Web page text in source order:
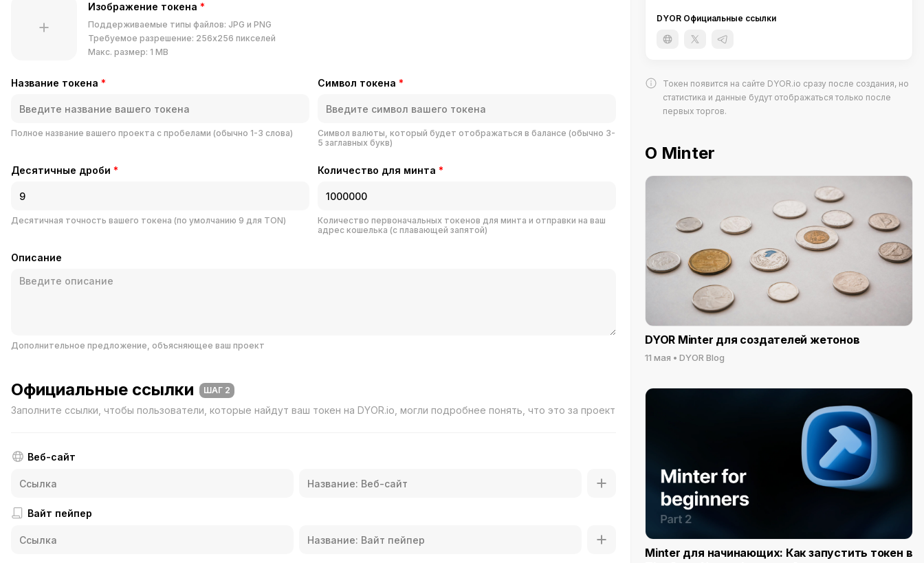
Изображение токена *
Поддерживаемые типы файлов: JPG и PNG
Требуемое разрешение: 256x256 пикселей
Макс. размер: 1 MB
Название токена *
Полное название вашего проекта с пробелами (обычно 1-3 слова)
Символ токена *
Символ валюты, который будет отображаться в балансе (обычно 3-
5 заглавных букв)
Десятичные дроби *
Десятичная точность вашего токена (по умолчанию 9 для TON)
Количество для минта *
Количество первоначальных токенов для минта и отправки на ваш
адрес кошелька (с плавающей запятой)
Описание
Дополнительное предложение, объясняющее ваш проект
Официальные ссылки ШАГ 2
Заполните ссылки, чтобы пользователи, которые найдут ваш токен на DYOR.io, могли подробнее понять, что это за проект
Веб-сайт
Вайт пейпер
DYOR Официальные ссылки
Токен появится на сайте DYOR.io сразу после создания, но
статистика и данные будут отображаться только после
первых торгов.
О Minter
DYOR Minter для создателей жетонов
11 мая • DYOR Blog
Minter для начинающих: Как запустить токен в